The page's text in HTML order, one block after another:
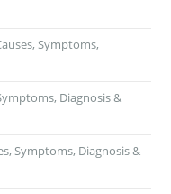
Symptoms,
Diagnosis &
Symptoms, Diagnosis &